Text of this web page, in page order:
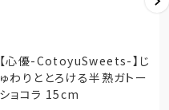
【心優-CotoyuSweets-】じ
ゅわりととろける半熟ガトー
ショコラ 15cm